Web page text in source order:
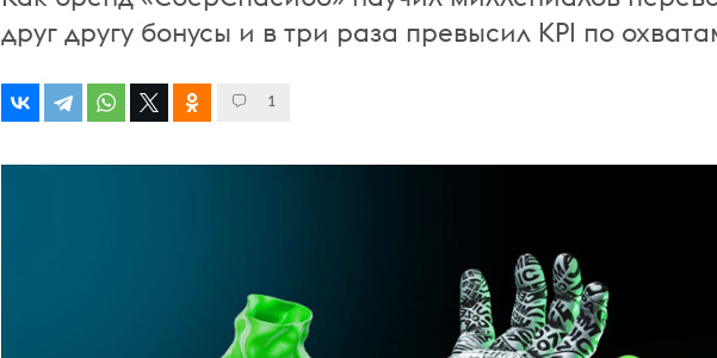
друг другу бонусы и в три раза превысил KPI по
1